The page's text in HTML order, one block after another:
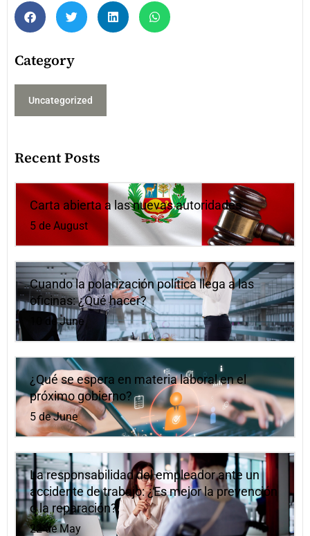
Category
Uncategorized
Recent Posts
Carta abierta a las nuevas autoridades
5 de August
Cuando la polarización política llega a las
oficinas: ¿Qué hacer?
10 de June
¿Qué se espera en materia laboral en el
próximo gobierno?
5 de June
La responsabilidad del empleador ante un
accidente de trabajo: ¿Es mejor la prevención
o la reparación?
22 de May